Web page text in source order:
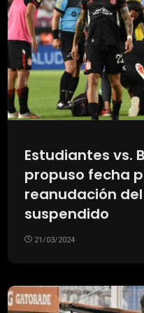
Estudiantes vs.
propuso fecha
reanudación
suspendido
21/03/2024